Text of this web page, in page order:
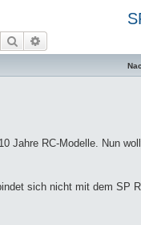
Suche
Jahre RC-Modelle. Nun
sich nicht mit dem SP